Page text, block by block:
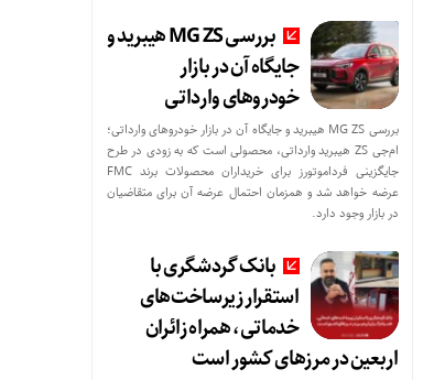
بررسی MG ZS هیبرید و
جایگاه آن در بازار
خودروهای وارداتی
بررسی MG ZS هیبرید و جایگاه آن در بازار خودروهای وارداتی؛
ام‌جی ZS هیبرید وارداتی، محصولی است که به زودی در طرح
جایگزینی فرداموتورز برای خریداران محصولات برند FMC
عرضه خواهد شد و همزمان احتمال عرضه آن برای متقاضیان
در بازار وجود دارد.
بانک گردشگری با
استقرار زیرساخت‌های
خدماتی، همراه زائران
اربعین در مرزهای کشور است